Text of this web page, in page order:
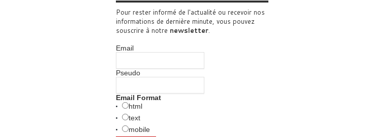
Pour rester informé de l'actualité ou recevoir nos
informations de dernière minute, vous pouvez
souscrire à notre newsletter.
Email
Pseudo
Email Format
html
text
mobile